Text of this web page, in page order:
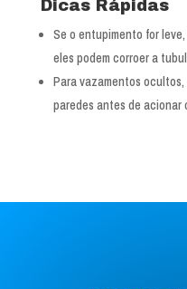
Dicas Rápidas
Se o entupimento for
eles podem corroer a
Para vazamentos
paredes antes de acionar